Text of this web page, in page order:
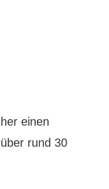
einen
rund 30